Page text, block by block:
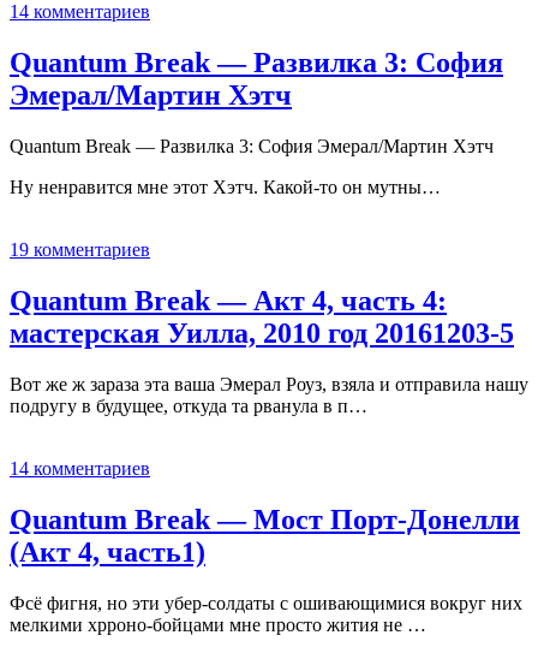
14 комментариев
Quantum Break — Развилка 3: София
Эмерал/Мартин Хэтч
Quantum Break — Развилка 3: София Эмерал/Мартин Хэтч
Ну ненравится мне этот Хэтч. Какой-то он мутны…
19 комментариев
Quantum Break — Акт 4, часть 4:
мастерская Уилла, 2010 год 20161203-5
Вот же ж зараза эта ваша Эмерал Роуз, взяла и отправила нашу
подругу в будущее, откуда та рванула в п…
14 комментариев
Quantum Break — Мост Порт-Донелли
(Акт 4, часть1)
Фсё фигня, но эти убер-солдаты с ошивающимися вокруг них
мелкими хрроно-бойцами мне просто жития не …